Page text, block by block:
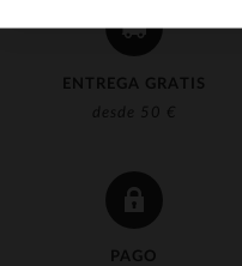
ENTREGA GRATIS
desde 50 €
PAGO